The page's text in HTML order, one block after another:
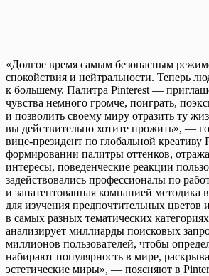
«Долгое время самым безопасным
спокойствия и нейтральности. Теперь
к большему. Палитра Pinterest —
чувства немного громче, поиграть,
и позволить своему миру отразить ту
вы действительно хотите прожить», —
вице-президент по глобальной креативу
формировании палитры оттенков,
интересы, поведенческие реакции
задействовались профессионалы по
и запатентованная компанией методика
для изучения предпочтительных цветов
в самых разных тематических
анализирует миллиарды поисковых
миллионов пользователей, чтобы
набирают популярность в мире,
эстетические миры», — поясняют в